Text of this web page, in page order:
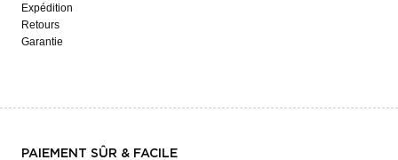
Expédition
Retours
Garantie
PAIEMENT SÛR & FACILE